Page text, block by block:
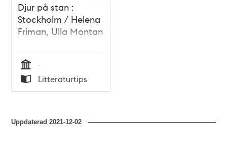
Djur på stan :
Stockholm / Helena
Friman, Ulla Montan
Tid
-
Typ
Litteraturtips
Uppdaterad2021-12-02